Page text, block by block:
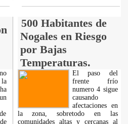
500 Habitantes de
Nogales en Riesgo
por Bajas
Temperaturas.
El paso del
frente frío
numero 4 sigue
causando
afectaciones en
la zona, sobretodo en las
comunidades altas y cercanas al